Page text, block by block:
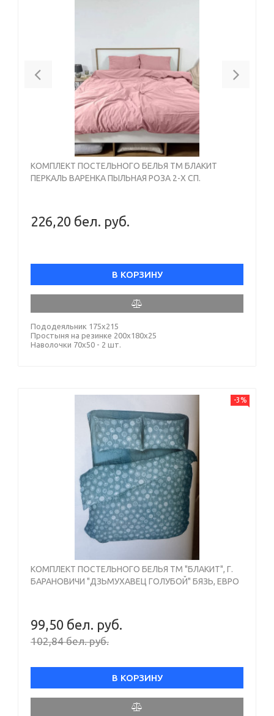
Previous
КОМПЛЕКТ ПОСТЕЛЬНОГО БЕЛЬЯ ТМ БЛАКИТ
ПЕРКАЛЬ ВАРЕНКА ПЫЛЬНАЯ РОЗА 2-Х СП.
226,20 бел. руб.
В КОРЗИНУ
Пододеяльник 175х215
Простыня на резинке 200х180х25
Наволочки 70х50 - 2 шт.
-3%
КОМПЛЕКТ ПОСТЕЛЬНОГО БЕЛЬЯ ТМ "БЛАКИТ", Г.
БАРАНОВИЧИ "ДЗЬМУХАВЕЦ ГОЛУБОЙ" БЯЗЬ, ЕВРО
99,50 бел. руб.
102,84 бел. руб.
В КОРЗИНУ